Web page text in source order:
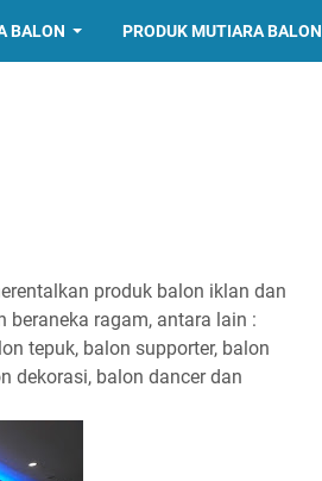
BALON PRODUK MUTIARA BALON
produk balon iklan dan
ragam, antara lain :
tepuk, balon supporter, balon
dekorasi, balon dancer dan